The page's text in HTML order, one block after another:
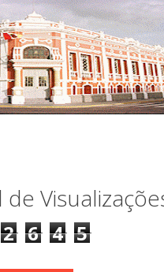
de
2 6 4 5